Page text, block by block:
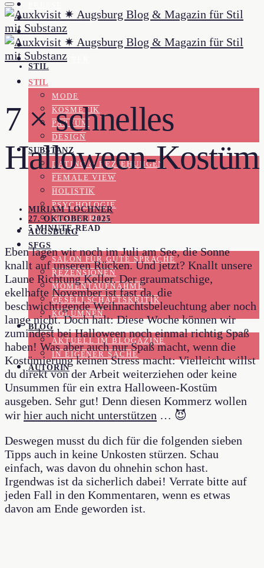
KOOPERATION
KONTAKT
WORK WITH ME
NEWSLETTER
STIL
MODE
KOSMETIK
PARFUM
DESIGN
SUBSTANZ
DATING & BEZIEHUNGEN
FEMALE VIEW
HOLISTIK
PSYCHOLOGIE
GESUNDHEIT
AUGSBURG
SFGS
SALON FÜR GUTE SPRACHE
REZENSIONEN
MOMENTAUFNAHME
GESELLSCHAFTSKRITIK
KOLUMNEN
BLOG
AKTUELL IM BLOGAZINE
IN EIGENER SACHE
AUTORIN
STIL
7 × schnelles
Halloween-Kostüm
MIRIAM LOCHNER
27. OKTOBER 2025
5 MINUTE READ
Eben lagen wir noch im Juli am See, die Sonne
knallt auf unseren Rücken. Und jetzt? Knallt unsere
Laune Richtung Keller. Der graumatschige,
ekelhafte November ist fast da, die
beschwichtigende Weihnachtsbeleuchtung aber noch
lange nicht. Doch halt: Diese Woche können wir
zumindest bei Halloween noch einmal richtig Spaß
haben! Was aber auch nur Spaß macht, wenn die
Kostümierung keinen Stress macht: Vielleicht willst
du direkt von der Arbeit weiterziehen oder keine
Unsummen für ein extra Halloween-Kostüm
ausgeben. Sehr gut! Denn diesen Kommerz wollen
wir hier auch nicht unterstützen … 😈
Deswegen musst du dich für die folgenden sieben
Tipps auch in keine Unkosten stürzen. Schau
einfach, was davon du ohnehin schon hast.
Irgendwas ist da sicherlich dabei! Verrate bitte auf
jeden Fall in den Kommentaren, wenn es etwas
davon am Ende geworden ist.